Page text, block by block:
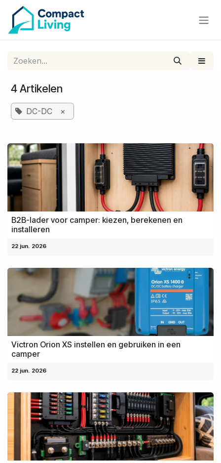
4 Artikelen
DC-DC ×
B2B-lader voor camper: kiezen, berekenen en
installeren
22 jun. 2026
Victron Orion XS instellen en gebruiken in een
camper
22 jun. 2026